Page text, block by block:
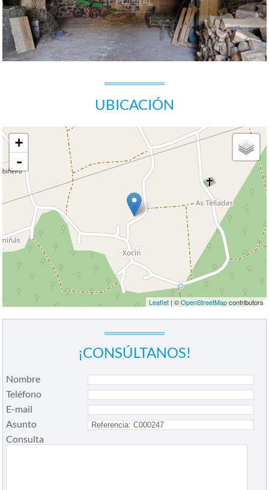
UBICACIÓN
+
-
Leaflet| ©OpenStreetMapcontributors
¡CONSÚLTANOS!
Nombre
Teléfono
E-mail
Asunto
Consulta